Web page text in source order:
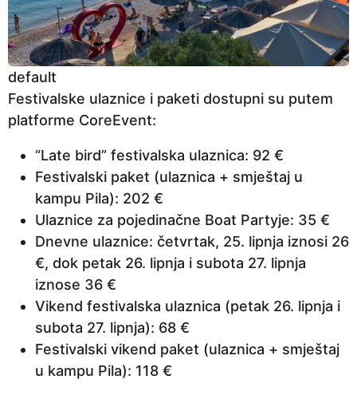
default
Festivalske ulaznice i paketi dostupni su putem
platforme CoreEvent:
“Late bird” festivalska ulaznica: 92 €
Festivalski paket (ulaznica + smještaj u
kampu Pila): 202 €
Ulaznice za pojedinačne Boat Partyje: 35 €
Dnevne ulaznice: četvrtak, 25. lipnja iznosi 26
€, dok petak 26. lipnja i subota 27. lipnja
iznose 36 €
Vikend festivalska ulaznica (petak 26. lipnja i
subota 27. lipnja): 68 €
Festivalski vikend paket (ulaznica + smještaj
u kampu Pila): 118 €